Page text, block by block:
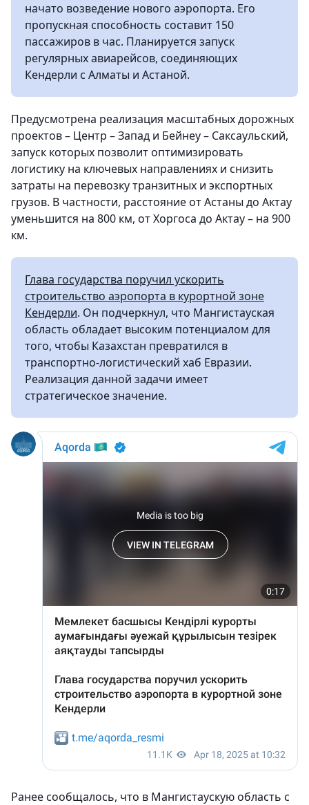
начато возведение нового аэропорта. Его
пропускная способность составит 150
пассажиров в час. Планируется запуск
регулярных авиарейсов, соединяющих
Кендерли с Алматы и Астаной.
Предусмотрена реализация масштабных дорожных
проектов – Центр – Запад и Бейнеу – Саксаульский,
запуск которых позволит оптимизировать
логистику на ключевых направлениях и снизить
затраты на перевозку транзитных и экспортных
грузов. В частности, расстояние от Астаны до Актау
уменьшится на 800 км, от Хоргоса до Актау – на 900
км.
Глава государства поручил ускорить
строительство аэропорта в курортной зоне
Кендерли. Он подчеркнул, что Мангистауская
область обладает высоким потенциалом для
того, чтобы Казахстан превратился в
транспортно-логистический хаб Евразии.
Реализация данной задачи имеет
стратегическое значение.
Ранее сообщалось, что в Мангистаускую область с